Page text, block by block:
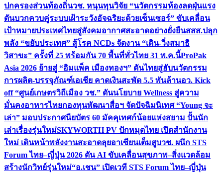
ปกครองส่วนท้องถิ่นวช. หนุนทุนวิจัย “นวัตกรรมห้องลดฝุ่นแรง
ดันบวกควบคู่ระบบเฝ้าระวังอัจฉริยะด้วยเซ็นเซอร์” ขับเคลื่อน
เป้าหมายประเทศไทยสู่สังคมอากาศสะอาดอย่างยั่งยืนสสส.ปลุก
พลัง “ขยับประเทศ” สู้โรค NCDs จัดงาน “เดิน-วิ่งสมาธิ
วิสาขะ” ครั้งที่ 25 พร้อมกัน 70 พื้นที่ทั่วไทย 31 พ.ค.นี้ProPak
Asia 2026 ย้ายสู่ “อิมแพ็ค เมืองทองฯ” ดันไทยสู่ฮับนวัตกรรม
การผลิต-บรรจุภัณฑ์เอเชีย คาดเงินสะพัด 5.5 พันล้านอว. Kick
off “ศูนย์เกษตรวิถีเมือง วช.” ดันนโยบาย Wellness สู่ความ
มั่นคงอาหารไทยกองทุนพัฒนาสื่อฯ จัดปัจฉิมนิเทศ “Young จะ
เล่า” มอบประกาศนียบัตร 60 มัคคุเทศก์น้อยแห่งสยาม ปั้นนัก
เล่าเรื่องรุ่นใหม่SKYWORTH PV ปักหมุดไทย เปิดสำนักงาน
ใหม่ เดินหน้าพลังงานสะอาดลุยอาเซียนเต็มสูบวช. ผนึก STS
Forum ไทย–ญี่ปุ่น 2026 ดัน AI ขับเคลื่อนสุขภาพ–สิ่งแวดล้อม
สร้างนักวิทย์รุ่นใหม่“อ.เชน” เปิดเวที STS Forum ไทย–ญี่ปุ่น